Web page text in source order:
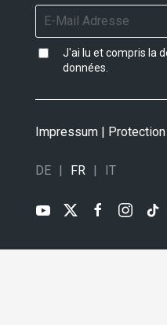
J'ai lu et compris la
données
Impressum |
DE FR IT